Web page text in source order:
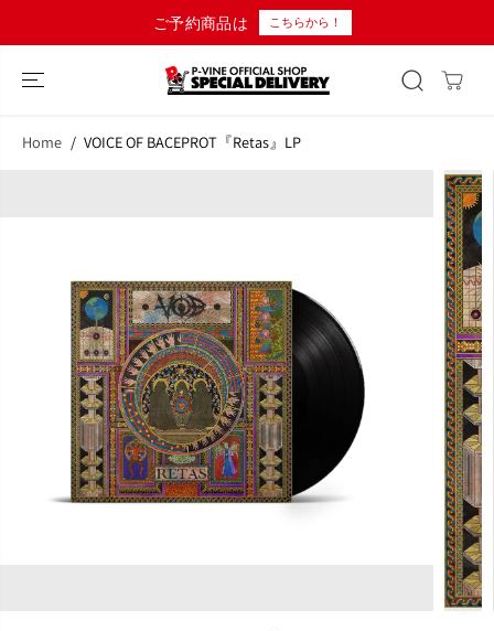
ご予約商品は こちらから！
Home VOICE OF BACEPROT『Retas』LP